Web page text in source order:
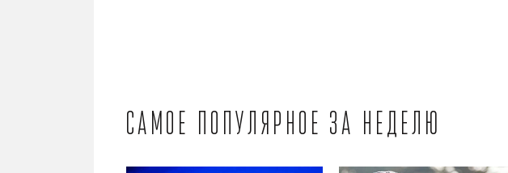
Самое популярное за неделю